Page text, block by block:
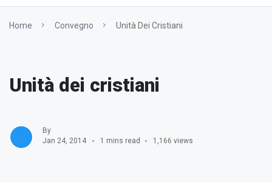
Home Convegno Unità Dei Cristiani
Unità dei cristiani
By
Jan 24, 2014
1 mins read 1,166 views